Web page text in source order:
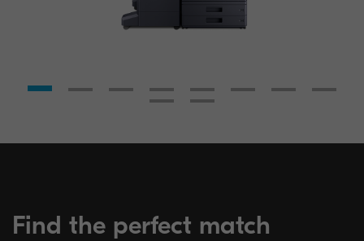
Find the perfect match